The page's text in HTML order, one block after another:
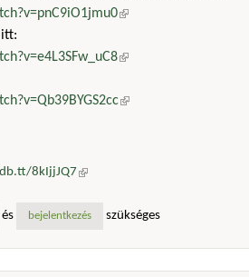
(külső hivatkozás)
itt:
(külső hivatkozás)
(külső hivatkozás)
8kIjjJQ7(külső hivatkozás)
és bejelentkezés szükséges